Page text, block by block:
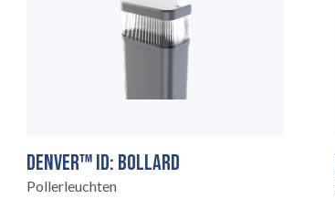
DENVER™ ID: BOLLARD
Pollerleuchten